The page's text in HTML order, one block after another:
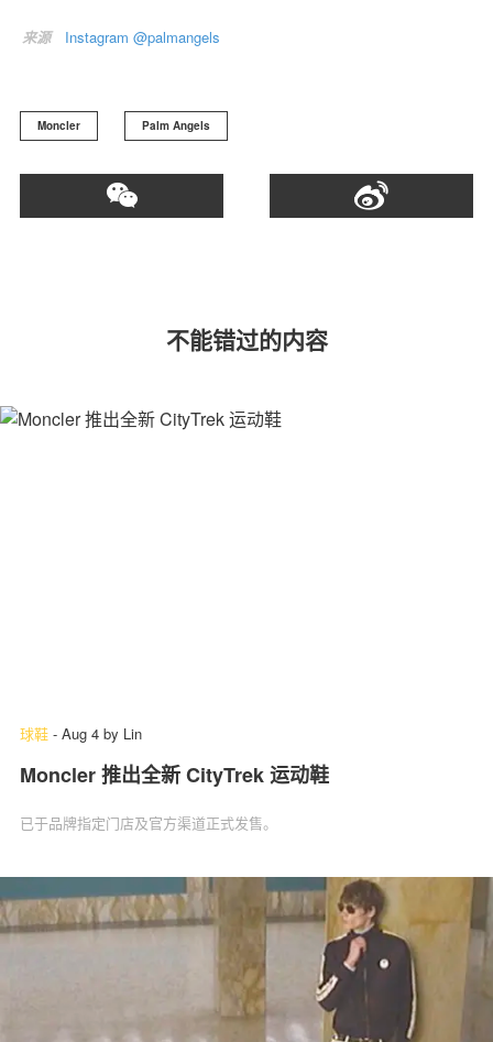
来源 Instagram @palmangels
Moncler Palm Angels
不能错过的内容
球鞋 - Aug 4 by Lin
Moncler 推出全新 CityTrek 运动鞋
已于品牌指定门店及官方渠道正式发售。